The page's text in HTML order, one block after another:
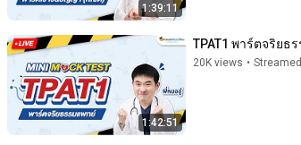
1:39:11
1:42:51
TPAT1 พาร์ตจริยธ
20K views •